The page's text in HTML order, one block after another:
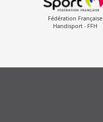
Fédération Française
Handisport - FFH